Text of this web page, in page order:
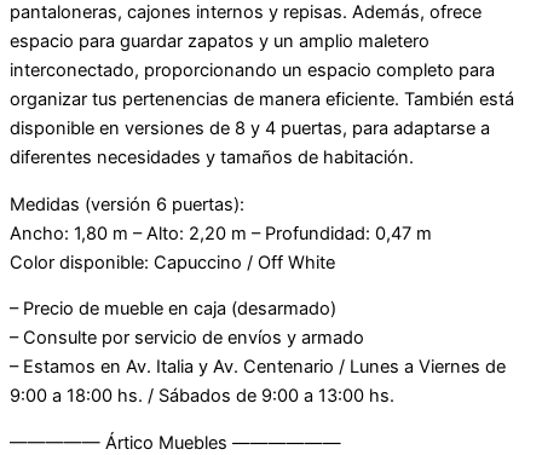
pantaloneras, cajones internos y repisas. Además, ofrece
espacio para guardar zapatos y un amplio maletero
interconectado, proporcionando un espacio completo para
organizar tus pertenencias de manera eficiente. También está
disponible en versiones de 8 y 4 puertas, para adaptarse a
diferentes necesidades y tamaños de habitación.
Medidas (versión 6 puertas):
Ancho: 1,80 m – Alto: 2,20 m – Profundidad: 0,47 m
Color disponible: Capuccino / Off White
– Precio de mueble en caja (desarmado)
– Consulte por servicio de envíos y armado
– Estamos en Av. Italia y Av. Centenario / Lunes a Viernes de
9:00 a 18:00 hs. / Sábados de 9:00 a 13:00 hs.
————— Ártico Muebles ——————